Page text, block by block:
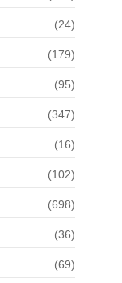
(24)
(179)
(95)
(347)
(16)
(102)
(698)
(36)
(69)